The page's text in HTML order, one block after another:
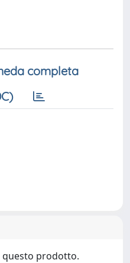
completa
questo prodotto.